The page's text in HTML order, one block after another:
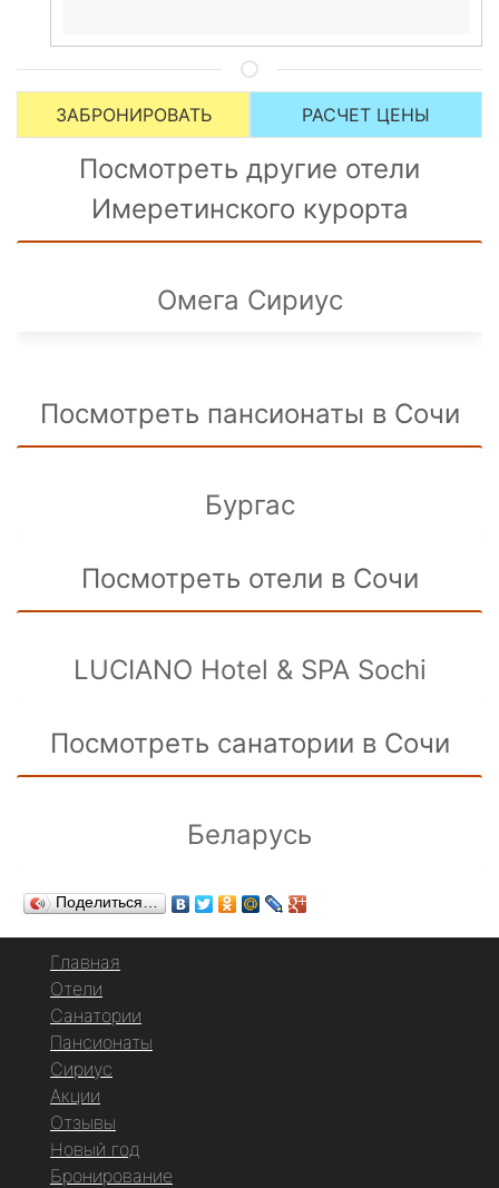
ЗАБРОНИРОВАТЬ РАСЧЕТ ЦЕНЫ
Посмотреть другие отели
Имеретинского курорта
Омега Cириус
Посмотреть пансионаты в Сочи
Бургас
Посмотреть отели в Сочи
LUCIANO Hotel & SPA Sochi
Посмотреть санатории в Сочи
Беларусь
Поделиться…
Главная
Отели
Санатории
Пансионаты
Сириус
Акции
Отзывы
Новый год
Бронирование